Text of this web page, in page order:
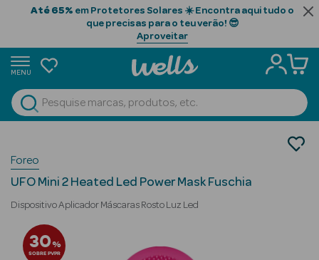
Até 65% em Protetores Solares ☀️ Encontra aqui tudo o
que precisas para o teu verão! 😎
Aproveitar
MENU
Ver Tudo
Beauty Season
Cabelo
Profissional
Beauty Season
Cosmética
Cosmética Rosto Luxo
Limpeza Facial
Foreo
UFO Mini 2 Heated Led Power Mask Fuschia
Dispositivo Aplicador Máscaras Rosto Luz Led
30%
SOBRE PVPR